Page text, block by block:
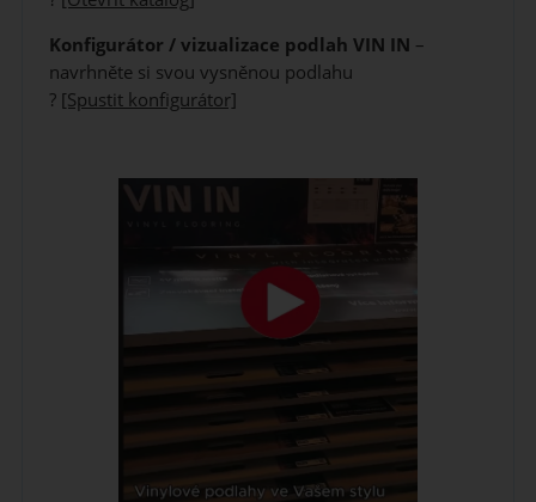
Konfigurátor / vizualizace podlah VIN IN –
navrhněte si svou vysněnou podlahu
? [Spustit konfigurátor]